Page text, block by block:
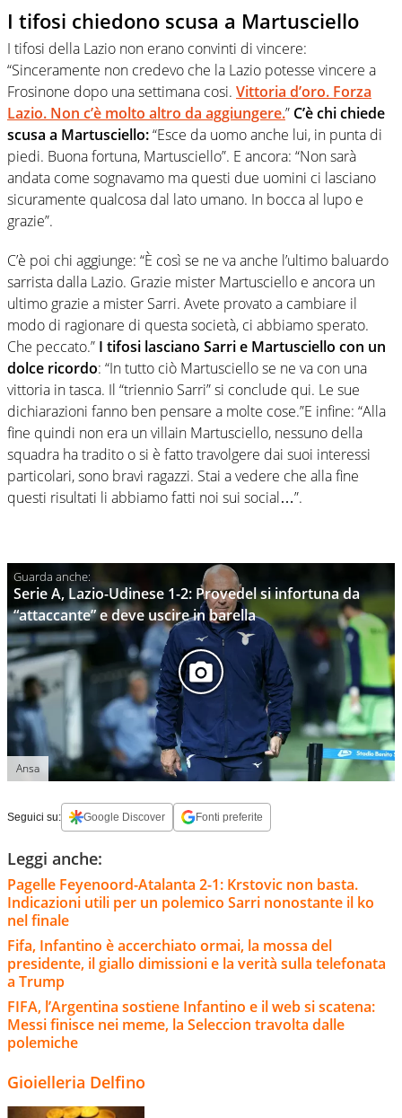
I tifosi chiedono scusa a Martusciello
I tifosi della Lazio non erano convinti di vincere:
“Sinceramente non credevo che la Lazio potesse vincere a
Frosinone dopo una settimana cosi. Vittoria d’oro. Forza
Lazio. Non c’è molto altro da aggiungere.” C’è chi chiede
scusa a Martusciello:“Esce da uomo anche lui, in punta di
piedi. Buona fortuna, Martusciello”. E ancora: “Non sarà
andata come sognavamo ma questi due uomini ci lasciano
sicuramente qualcosa dal lato umano. In bocca al lupo e
grazie”.
C’è poi chi aggiunge: “È così se ne va anche l’ultimo baluardo
sarrista dalla Lazio. Grazie mister Martusciello e ancora un
ultimo grazie a mister Sarri. Avete provato a cambiare il
modo di ragionare di questa società, ci abbiamo sperato.
Che peccato.” I tifosi lasciano Sarri e Martusciello con un
dolce ricordo: “In tutto ciò Martusciellose ne va con una
vittoria in tasca. Il “triennio Sarri” si conclude qui. Le sue
dichiarazioni fanno ben pensare a molte cose.”E infine: “Alla
fine quindi non era un villain Martusciello, nessuno della
squadra ha tradito o si è fatto travolgere dai suoi interessi
particolari, sono bravi ragazzi. Stai a vedere che alla fine
questi risultati li abbiamo fatti noi sui social…”.
Serie A, Lazio-Udinese 1-2: Provedel si infortuna da
“attaccante” e deve uscire in barella
Ansa
Seguici su: Google Discover Fonti preferite
Leggi anche:
Pagelle Feyenoord-Atalanta 2-1: Krstovic non basta.
Indicazioni utili per un polemico Sarri nonostante il ko
nel finale
Fifa, Infantino è accerchiato ormai, la mossa del
presidente, il giallo dimissioni e la verità sulla telefonata
a Trump
FIFA, l’Argentina sostiene Infantino e il web si scatena:
Messi finisce nei meme, la Seleccion travolta dalle
polemiche
Gioielleria Delfino